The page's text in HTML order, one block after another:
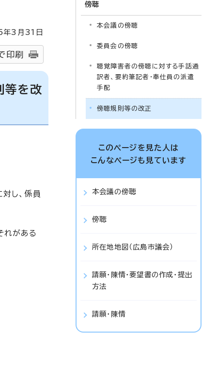
年3月 31 日
印刷
等を改
し、係員
れがある
傍聴
本会議の傍聴
委員会の傍聴
聴覚障害者の傍聴に対する手話通
訳者、要約筆記者・奉仕員の派遣
手配
傍聴規則等の改正
このページを見た人は
こんなページも見ています
本会議の傍聴
傍聴
所在地地図（広島市議会）
請願・陳情・要望書の作成・提出
方法
請願・陳情